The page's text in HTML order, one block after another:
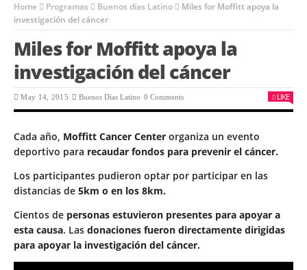
Home Programas Buenos días Latino
Miles for Moffitt apoya la
investigación del cáncer
Miles for Moffitt apoya la
investigación del cáncer
May 14, 2015 Buenos Días Latino 0 Comments LIKE
Cada año, Moffitt Cancer Center organiza un evento
deportivo para recaudar fondos para prevenir el cáncer.
Los participantes pudieron optar por participar en las
distancias de 5km o en los 8km.
Cientos de personas estuvieron presentes para apoyar a
esta causa. Las donaciones fueron directamente dirigidas
para apoyar la investigación del cáncer.